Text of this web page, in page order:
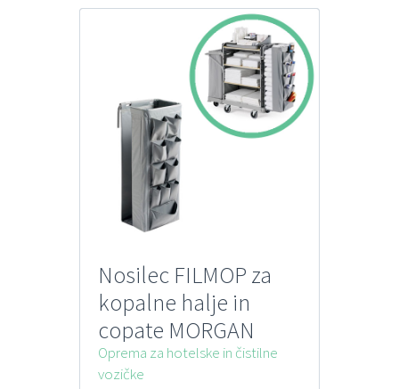
Nosilec FILMOP za
kopalne halje in
copate MORGAN
Oprema za hotelske in čistilne
vozičke